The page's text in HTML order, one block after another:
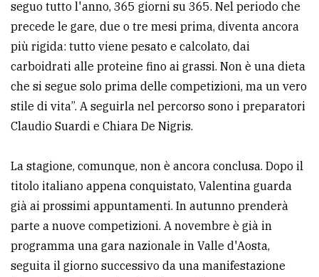
seguo tutto l'anno, 365 giorni su 365. Nel periodo che
precede le gare, due o tre mesi prima, diventa ancora
più rigida: tutto viene pesato e calcolato, dai
carboidrati alle proteine fino ai grassi. Non è una dieta
che si segue solo prima delle competizioni, ma un vero
stile di vita”. A seguirla nel percorso sono i preparatori
Claudio Suardi e Chiara De Nigris.
La stagione, comunque, non è ancora conclusa. Dopo il
titolo italiano appena conquistato, Valentina guarda
già ai prossimi appuntamenti. In autunno prenderà
parte a nuove competizioni. A novembre è già in
programma una gara nazionale in Valle d'Aosta,
seguita il giorno successivo da una manifestazione